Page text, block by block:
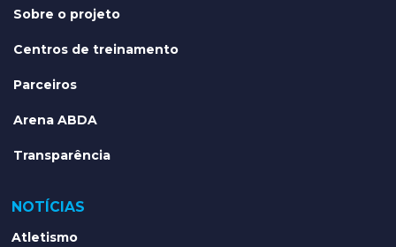
Sobre o projeto
Centros de treinamento
Parceiros
Arena ABDA
Transparência
NOTÍCIAS
Atletismo